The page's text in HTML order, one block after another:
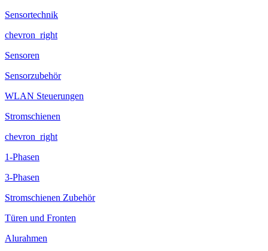
Sensortechnik
chevron_right
Sensoren
Sensorzubehör
WLAN Steuerungen
Stromschienen
chevron_right
1-Phasen
3-Phasen
Stromschienen Zubehör
Türen und Fronten
Alurahmen